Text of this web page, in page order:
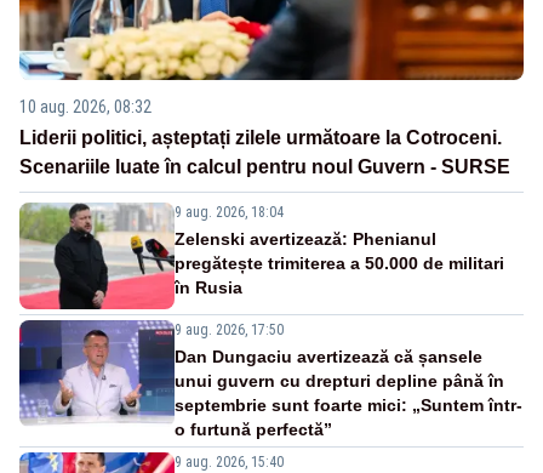
10 aug. 2026, 08:32
Liderii politici, așteptați zilele următoare la Cotroceni.
Scenariile luate în calcul pentru noul Guvern - SURSE
9 aug. 2026, 18:04
Zelenski avertizează: Phenianul
pregătește trimiterea a 50.000 de militari
în Rusia
9 aug. 2026, 17:50
Dan Dungaciu avertizează că șansele
unui guvern cu drepturi depline până în
septembrie sunt foarte mici: „Suntem într-
o furtună perfectă”
9 aug. 2026, 15:40